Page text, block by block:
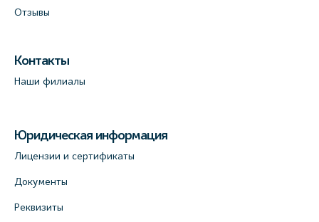
Отзывы
Контакты
Наши филиалы
Юридическая информация
Лицензии и сертификаты
Документы
Реквизиты